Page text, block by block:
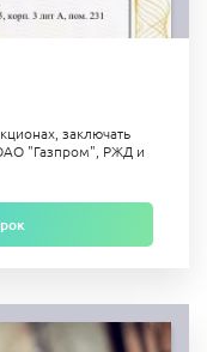
заключать
"Газпром", РЖД и